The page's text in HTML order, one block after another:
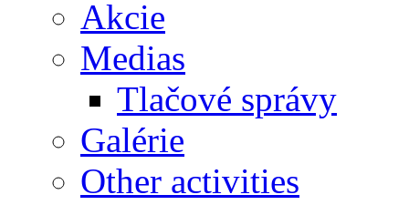
Akcie
Medias
Tlačové správy
Galérie
Other activities